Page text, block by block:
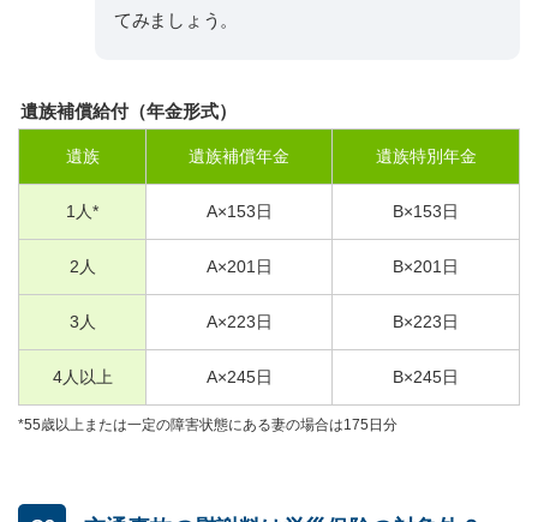
てみましょう。
遺族補償給付（年金形式）
遺族 遺族補償年金 遺族特別年金
1 人* A×153日 B×153日
2 人 A×201 日 B×201 日
3 人 A×223日 B×223日
4人以上 A×245日 B×245日
*55歳以上または一定の障害状態にある妻の場合は175日分